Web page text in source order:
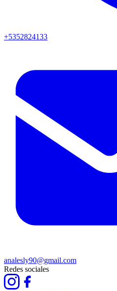
+5352824133
analesly90@gmail.com
Redes sociales